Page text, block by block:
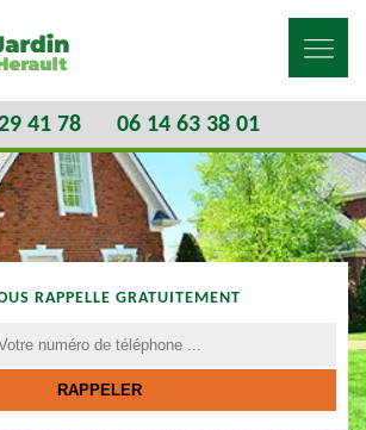
41 78 06 14 63 38 01
RAPPELLE GRATUITEMENT